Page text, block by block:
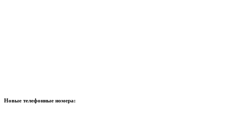
Новые телефонные номера: